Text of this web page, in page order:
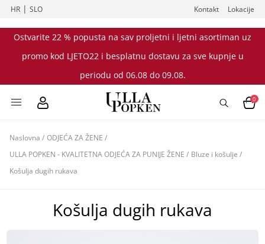
HR |SLO Kontakt Lokacije
Ostvarite 22 % popusta na sav proljetni i ljetni asortiman uz
promo kod LJETO22 i besplatnu dostavu za sve kupnje u
periodu od 06.08 do 09.08.
0
Naslovna / ODJEĆA ZA ŽENE /
ULLA POPKEN - KVALITETNA ODJEĆA ZA PUNIJE ŽENE / Bluze i košulje /
Košulja dugih rukava
Košulja dugih rukava